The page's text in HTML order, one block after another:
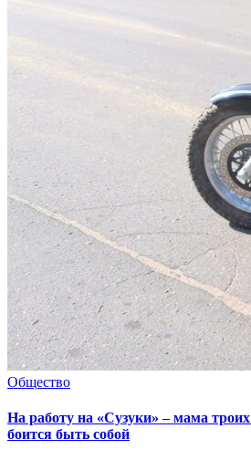
Общество
На работу на «Сузуки» – мама
боится быть собой